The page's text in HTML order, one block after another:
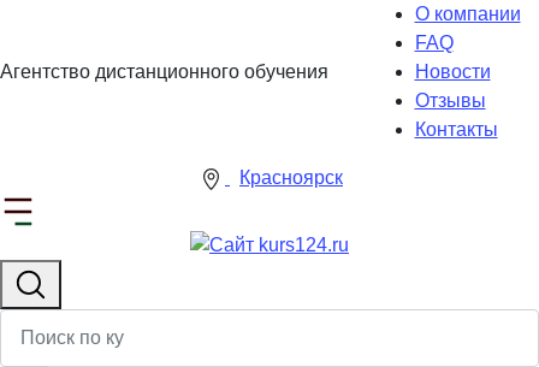
Агентство дистанционного обучения
О компании
FAQ
Новости
Отзывы
Контакты
Красноярск